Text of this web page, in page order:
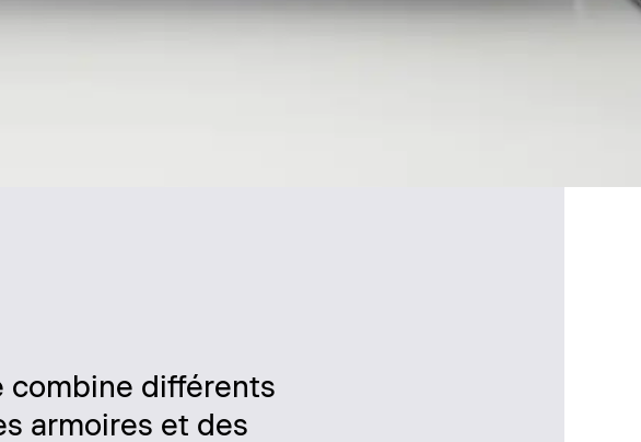
combine différents
armoires et des